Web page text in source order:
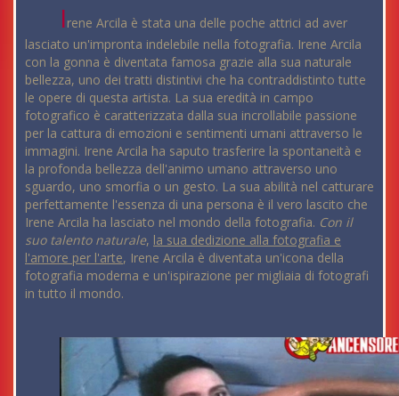
Irene Arcila è stata una delle poche attrici ad aver
lasciato un'impronta indelebile nella fotografia. Irene Arcila
con la gonna è diventata famosa grazie alla sua naturale
bellezza, uno dei tratti distintivi che ha contraddistinto tutte
le opere di questa artista. La sua eredità in campo
fotografico è caratterizzata dalla sua incrollabile passione
per la cattura di emozioni e sentimenti umani attraverso le
immagini. Irene Arcila ha saputo trasferire la spontaneità e
la profonda bellezza dell'animo umano attraverso uno
sguardo, uno smorfia o un gesto. La sua abilità nel catturare
perfettamente l'essenza di una persona è il vero lascito che
Irene Arcila ha lasciato nel mondo della fotografia. Con il
suo talento naturale, la sua dedizione alla fotografia e
l'amore per l'arte, Irene Arcila è diventata un'icona della
fotografia moderna e un'ispirazione per migliaia di fotografi
in tutto il mondo.